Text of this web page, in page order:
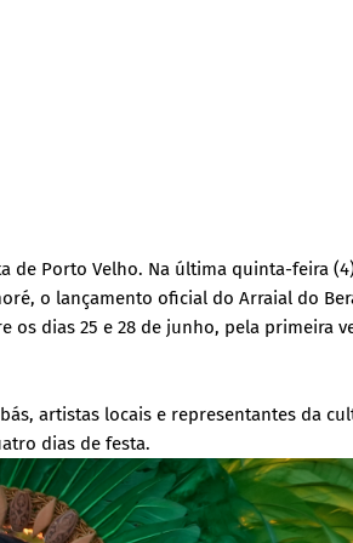
de Porto Velho. Na última quinta-feira
o lançamento oficial do Arraial do
os dias 25 e 28 de junho, pela primeira
artistas locais e representantes da
dias de festa.